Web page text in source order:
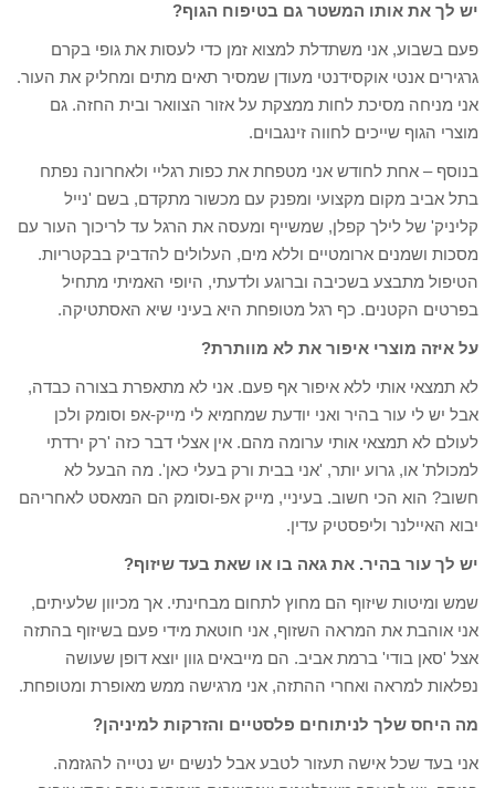
יש לך את אותו המשטר גם בטיפוח הגוף?
פעם בשבוע, אני משתדלת למצוא זמן כדי לעסות את גופי בקרם
גרגירים אנטי אוקסידנטי מעודן שמסיר תאים מתים ומחליק את העור.
אני מניחה מסיכת לחות ממצקת על אזור הצוואר ובית החזה. גם
מוצרי הגוף שייכים לחווה זינגבוים.
בנוסף – אחת לחודש אני מטפחת את כפות רגליי ולאחרונה נפתח
בתל אביב מקום מקצועי ומפנק עם מכשור מתקדם, בשם 'נייל
קליניק' של לילך קפלן, שמשייף ומעסה את הרגל עד לריכוך העור עם
מסכות ושמנים ארומטיים וללא מים, העלולים להדביק בבקטריות.
הטיפול מתבצע בשכיבה וברוגע ולדעתי, היופי האמיתי מתחיל
בפרטים הקטנים. כף רגל מטופחת היא בעיני שיא האסתטיקה.
על איזה מוצרי איפור את לא מוותרת?
לא תמצאי אותי ללא איפור אף פעם. אני לא מתאפרת בצורה כבדה,
אבל יש לי עור בהיר ואני יודעת שמחמיא לי מייק-אפ וסומק ולכן
לעולם לא תמצאי אותי ערומה מהם. אין אצלי דבר כזה 'רק ירדתי
למכולת' או, גרוע יותר, 'אני בבית ורק בעלי כאן'. מה הבעל לא
חשוב? הוא הכי חשוב. בעיניי, מייק אפ-וסומק הם המאסט לאחריהם
יבוא האיילנר וליפסטיק עדין.
יש לך עור בהיר. את גאה בו או שאת בעד שיזוף?
שמש ומיטות שיזוף הם מחוץ לתחום מבחינתי. אך מכיוון שלעיתים,
אני אוהבת את המראה השזוף, אני חוטאת מידי פעם בשיזוף בהתזה
אצל 'סאן בודי' ברמת אביב. הם מייבאים גוון יוצא דופן שעושה
נפלאות למראה ואחרי ההתזה, אני מרגישה ממש מאופרת ומטופחת.
מה היחס שלך לניתוחים פלסטיים והזרקות למיניהן?
אני בעד שכל אישה תעזור לטבע אבל לנשים יש נטייה להגזמה.